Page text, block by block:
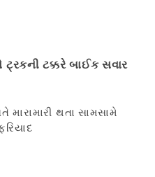
ટ્રકની ટક્કરે બાઈક સવાર